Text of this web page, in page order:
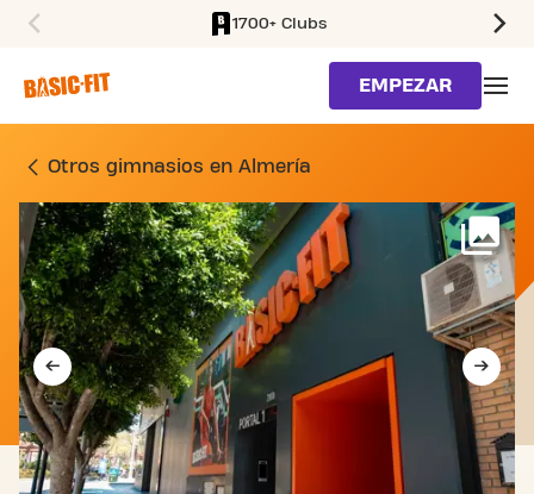
1700+ Clubs
EMPEZAR
GIMNASIO AVDA.
Otros gimnasios en Almería